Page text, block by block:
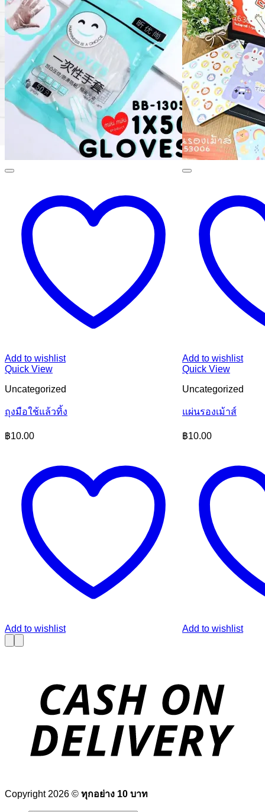
Add to wishlist
Quick View
Uncategorized
ถุงมือใช้แล้วทิ้ง
฿10.00
Add to wishlist
Add to wishlist
Quick View
Uncategorized
แผ่นรองเม้าส์
฿10.00
Add to wishlist
Copyright 2026 © ทุกอย่าง 10 บาท